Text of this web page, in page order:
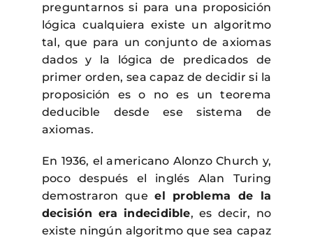
preguntarnos si para una proposición
lógica cualquiera existe un algoritmo
tal, que para un conjunto de axiomas
dados y la lógica de predicados de
primer orden, sea capaz de decidir si la
proposición es o no es un teorema
deducible desde ese sistema de
axiomas.
En 1936, el americano Alonzo Church y,
poco después el inglés Alan Turing
demostraron queel problema de la
decisión era indecidible, es decir, no
existe ningún algoritmo que sea capaz